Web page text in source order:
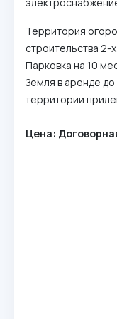
Территория
строительства 2-
Парковка на 10
Земля в аренде до
территории
Цена: